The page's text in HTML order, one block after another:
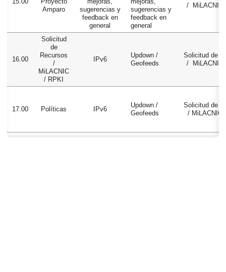
Amparo
sugerencias y
feedback en
general
sugerencias y
feedback en
general
/ MiLACNIC
16.00
Solicitud
de
Recursos
/
MiLACNIC
/ RPKI
IPv6
Updown /
Geofeeds
Solicitud de
/ MiLACNIC
17.00 Políticas IPv6
Updown /
Geofeeds
Solicitud de
/ MiLACNIC